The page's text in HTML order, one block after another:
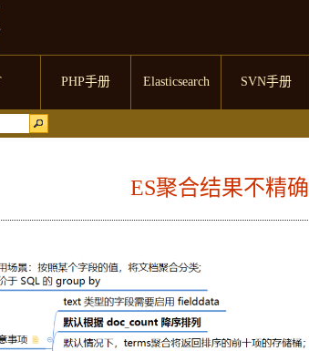
PHP手册 Elasticsearch SVN手册
ES聚合结果不精确